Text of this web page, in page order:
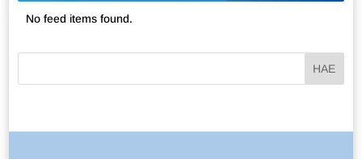
No feed items found.